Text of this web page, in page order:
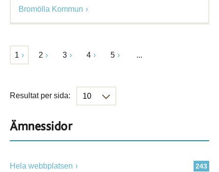
Bromölla Kommun
1 2 3 4 5 ...
Resultat per sida:
Ämnessidor
243
Hela webbplatsen